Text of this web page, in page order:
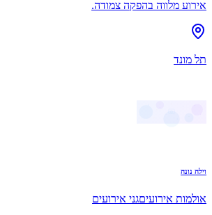
אירוע מלווה בהפקה צמודה.
תל מונד
וילה נונה
אולמות אירועיםגני אירועים